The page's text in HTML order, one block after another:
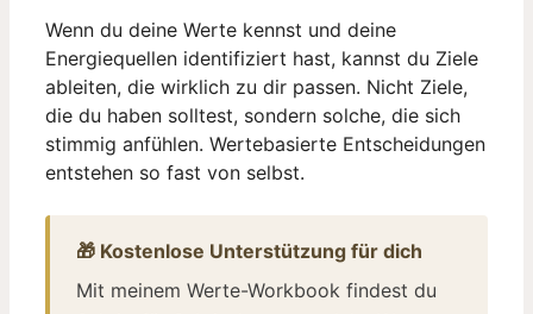
Wenn du deine Werte kennst und deine
Energiequellen identifiziert hast, kannst du Ziele
ableiten, die wirklich zu dir passen. Nicht Ziele,
die du haben solltest, sondern solche, die sich
stimmig anfühlen. Wertebasierte Entscheidungen
entstehen so fast von selbst.
🎁 Kostenlose Unterstützung für dich
Mit meinem Werte-Workbook findest du